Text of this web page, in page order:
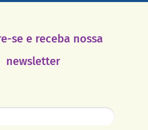
se e receba nossa
newsletter